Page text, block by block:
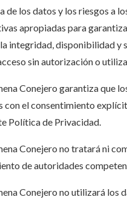
de los datos y los riesgos a
apropiadas para
integridad, disponibilidad y
sin autorización o
Conejero garantiza que
con el consentimiento
Política de Privacidad.
Conejero no tratará ni
de autoridades
Conejero no utilizará los